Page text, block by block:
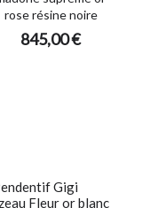
rose résine noire
845,00 €